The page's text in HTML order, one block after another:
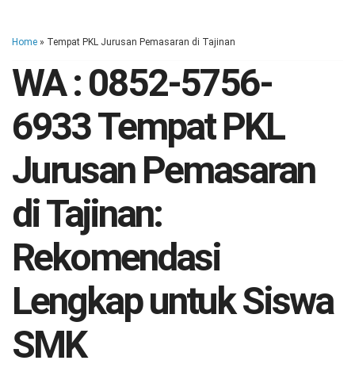
Home » Tempat PKL Jurusan Pemasaran di Tajinan
WA : 0852-5756-
6933 Tempat PKL
Jurusan Pemasaran
di Tajinan:
Rekomendasi
Lengkap untuk Siswa
SMK